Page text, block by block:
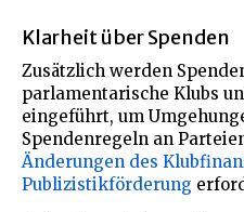
Klarheit über Spenden
Zusätzlich werden
parlamentarische Klubs
eingeführt, um
Spendenregeln an
Änderungen des
Publizistikförderung